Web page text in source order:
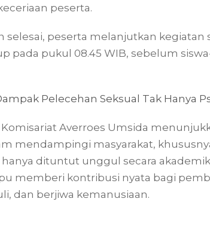
peserta.
selesai, peserta melanjutkan kegiatan
pada pukul 08.45 WIB, sebelum
Pelecehan Seksual Tak Hanya
Averroes Umsida
mendampingi masyarakat,
dituntut unggul secara
memberi kontribusi nyata bagi
dan berjiwa kemanusiaan.